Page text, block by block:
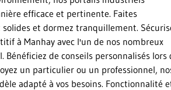
efficace et pertinente. Faites
et dormez tranquillement.
à Manhay avec l'un de nos nombreux
de conseils personnalisés lors
un particulier ou un professionnel,
adapté à vos besoins. Fonctionnalité